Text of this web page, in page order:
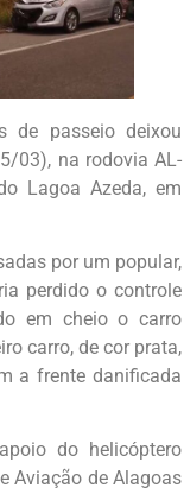
de passeio deixou
03), na rodovia AL-
Lagoa Azeda, em
por um popular,
perdido o controle
em cheio o carro
carro, de cor prata,
a frente danificada
do helicóptero
Aviação de Alagoas